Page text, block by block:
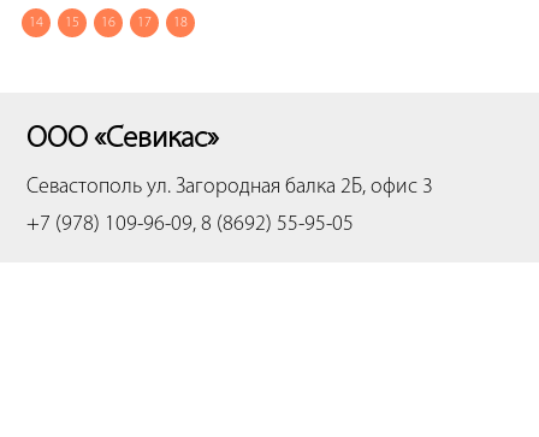
14 15 16 17 18
ООО «Севикас»
Севастополь ул. Загородная балка 2Б, офис 3
+7 (978) 109-96-09, 8 (8692) 55-95-05